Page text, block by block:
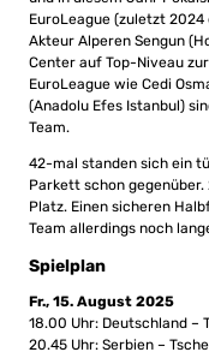
EuroLeague (zuletzt
Akteur Alperen Sengun
Center auf Top-Niveau
EuroLeague wie Cedi
(Anadolu Efes Istanbul)
Team.
42-mal standen sich ein
Parkett schon
Platz. Einen sicheren
Team allerdings noch
Spielplan
Fr., 15. August 2025
18.00 Uhr: Deutschland –
20.45 Uhr: Serbien –